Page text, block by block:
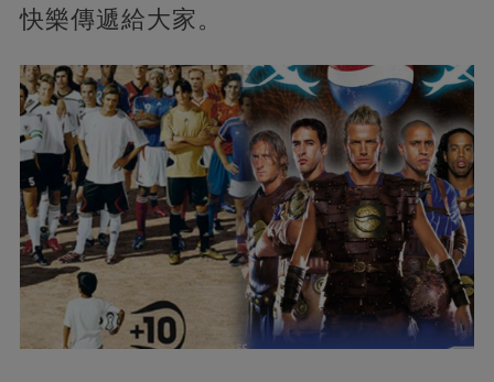
快樂傳遞給大家。